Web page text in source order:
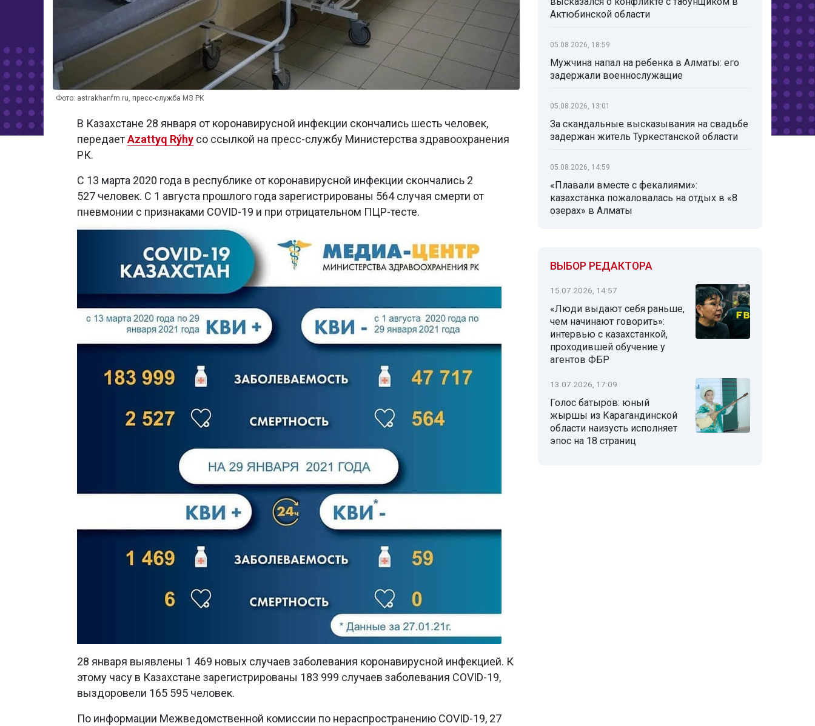
Фото: astrakhanfm.ru, пресс-служба МЗ РК
В Казахстане 28 января от коронавирусной инфекции скончались шесть человек​​​​​​,
передаетAzattyq Rýhy со ссылкой на пресс-службу Министерства здравоохранения
РК.
С 13 марта 2020 года в республике от коронавирусной инфекции скончались 2
527 человек. С 1 августа прошлого года зарегистрированы 564 случая смерти от
пневмонии с признаками COVID-19 и при отрицательном ПЦР-тесте.
28 января выявлены 1 469 новых случаев заболевания коронавирусной инфекцией. К
этому часу в Казахстане зарегистрированы 183 999 случаев заболевания COVID-19,
выздоровели 165 595 человек.
По информации Межведомственной комиссии по нераспространению COVID-19, 27
Актюбинской области
05.08.2026, 18:59
Мужчина напал на ребенка в Алматы: его
задержали военнослужащие
05.08.2026, 13:01
За скандальные высказывания на свадьбе
задержан житель Туркестанской области
05.08.2026, 14:59
«Плавали вместе с фекалиями»:
казахстанка пожаловалась на отдых в «8
озерах» в Алматы
ВЫБОР РЕДАКТОРА
15.07.2026, 14:57
«Люди выдают себя раньше,
чем начинают говорить»:
интервью с казахстанкой,
проходившей обучение у
агентов ФБР
13.07.2026, 17:09
Голос батыров: юный
жыршы из Карагандинской
области наизусть исполняет
эпос на 18 страниц